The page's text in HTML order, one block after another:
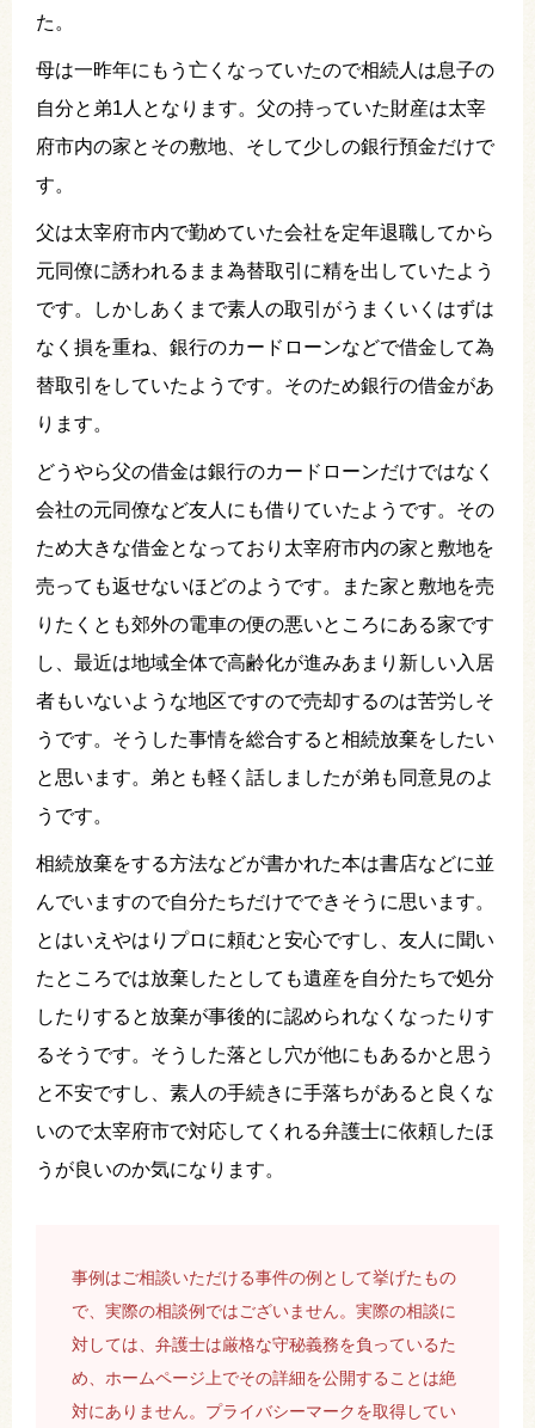
た。
母は一昨年にもう亡くなっていたので相続人は息子の
自分と弟1人となります。父の持っていた財産は太宰
府市内の家とその敷地、そして少しの銀行預金だけで
す。
父は太宰府市内で勤めていた会社を定年退職してから
元同僚に誘われるまま為替取引に精を出していたよう
です。しかしあくまで素人の取引がうまくいくはずは
なく損を重ね、銀行のカードローンなどで借金して為
替取引をしていたようです。そのため銀行の借金があ
ります。
どうやら父の借金は銀行のカードローンだけではなく
会社の元同僚など友人にも借りていたようです。その
ため大きな借金となっており太宰府市内の家と敷地を
売っても返せないほどのようです。また家と敷地を売
りたくとも郊外の電車の便の悪いところにある家です
し、最近は地域全体で高齢化が進みあまり新しい入居
者もいないような地区ですので売却するのは苦労しそ
うです。そうした事情を総合すると相続放棄をしたい
と思います。弟とも軽く話しましたが弟も同意見のよ
うです。
相続放棄をする方法などが書かれた本は書店などに並
んでいますので自分たちだけでできそうに思います。
とはいえやはりプロに頼むと安心ですし、友人に聞い
たところでは放棄したとしても遺産を自分たちで処分
したりすると放棄が事後的に認められなくなったりす
るそうです。そうした落とし穴が他にもあるかと思う
と不安ですし、素人の手続きに手落ちがあると良くな
いので太宰府市で対応してくれる弁護士に依頼したほ
うが良いのか気になります。
事例はご相談いただける事件の例として挙げたもの
で、実際の相談例ではございません。実際の相談に
対しては、弁護士は厳格な守秘義務を負っているた
め、ホームページ上でその詳細を公開することは絶
対にありません。プライバシーマークを取得してい